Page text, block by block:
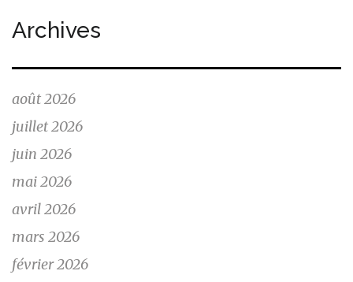
Archives
août 2026
juillet 2026
juin 2026
mai 2026
avril 2026
mars 2026
février 2026